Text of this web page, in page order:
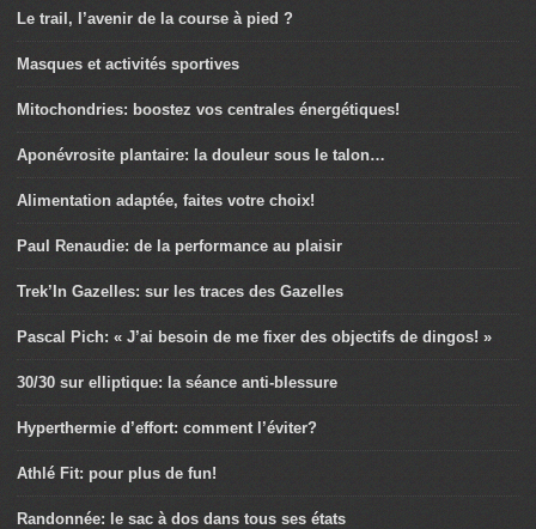
Le trail, l’avenir de la course à pied ?
Masques et activités sportives
Mitochondries: boostez vos centrales énergétiques!
Aponévrosite plantaire: la douleur sous le talon…
Alimentation adaptée, faites votre choix!
Paul Renaudie: de la performance au plaisir
Trek’In Gazelles: sur les traces des Gazelles
Pascal Pich: « J’ai besoin de me fixer des objectifs de dingos! »
30/30 sur elliptique: la séance anti-blessure
Hyperthermie d’effort: comment l’éviter?
Athlé Fit: pour plus de fun!
Randonnée: le sac à dos dans tous ses états